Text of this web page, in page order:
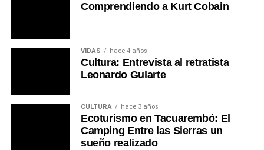
Comprendiendo a Kurt Cobain
VIDAS hace 4 años
Cultura: Entrevista al retratista
Leonardo Gularte
CULTURA hace 3 años
Ecoturismo en Tacuarembó: El
Camping Entre las Sierras un
sueño realizado